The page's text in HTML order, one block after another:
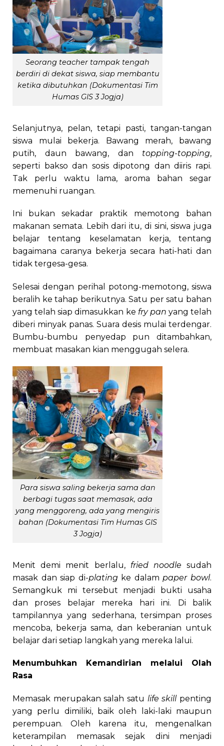
Seorang teacher tampak tengah
berdiri di dekat siswa, siap membantu
ketika dibutuhkan (Dokumentasi Tim
Humas GIS 3 Jogja)
Selanjutnya, pelan, tetapi pasti, tangan-tangan
siswa mulai bekerja. Bawang merah, bawang
putih, daun bawang, dan topping-topping,
seperti bakso dan sosis dipotong dan diiris rapi.
Tak perlu waktu lama, aroma bahan segar
memenuhi ruangan.
Ini bukan sekadar praktik memotong bahan
makanan semata. Lebih dari itu, di sini, siswa juga
belajar tentang keselamatan kerja, tentang
bagaimana caranya bekerja secara hati-hati dan
tidak tergesa-gesa.
Selesai dengan perihal potong-memotong, siswa
beralih ke tahap berikutnya. Satu per satu bahan
yang telah siap dimasukkan ke fry pan yang telah
diberi minyak panas. Suara desis mulai terdengar.
Bumbu-bumbu penyedap pun ditambahkan,
membuat masakan kian menggugah selera.
Para siswa saling bekerja sama dan
berbagi tugas saat memasak, ada
yang menggoreng, ada yang mengiris
bahan (Dokumentasi Tim Humas GIS
3 Jogja)
Menit demi menit berlalu, fried noodlesudah
masak dan siap di-platingke dalam paper bowl.
Semangkuk mi tersebut menjadi bukti usaha
dan proses belajar mereka hari ini. Di balik
tampilannya yang sederhana, tersimpan proses
mencoba, bekerja sama, dan keberanian untuk
belajar dari setiap langkah yang mereka lalui.
Menumbuhkan Kemandirian melalui Olah
Rasa
Memasak merupakan salah satu life skill penting
yang perlu dimiliki, baik oleh laki-laki maupun
perempuan. Oleh karena itu, mengenalkan
keterampilan memasak sejak dini menjadi